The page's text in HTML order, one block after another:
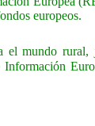
europeos.
el mundo